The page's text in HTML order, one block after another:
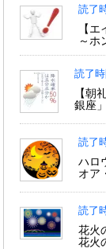
読了
【
～ホ
読了
【朝
銀座
読了
ハロ
オア
読了
花火
花火